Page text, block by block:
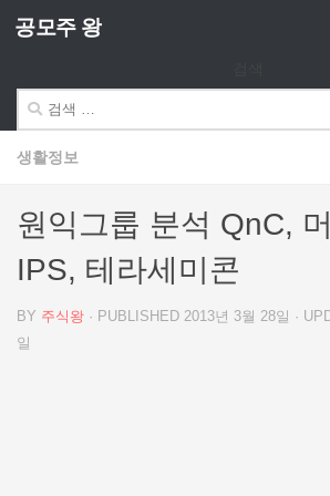
Skip to content
공모주 왕
색:
생활정보
원익그룹 분석 QnC,
IPS, 테라세미콘
BY 주식왕 · PUBLISHED 2013년 3월 28일 ·
일